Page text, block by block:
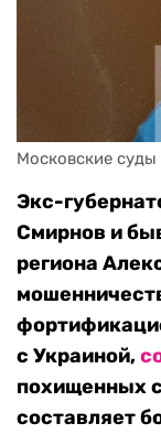
Московские
Экс-
Смирнов и
региона
с Украиной,
похищенных
составляет